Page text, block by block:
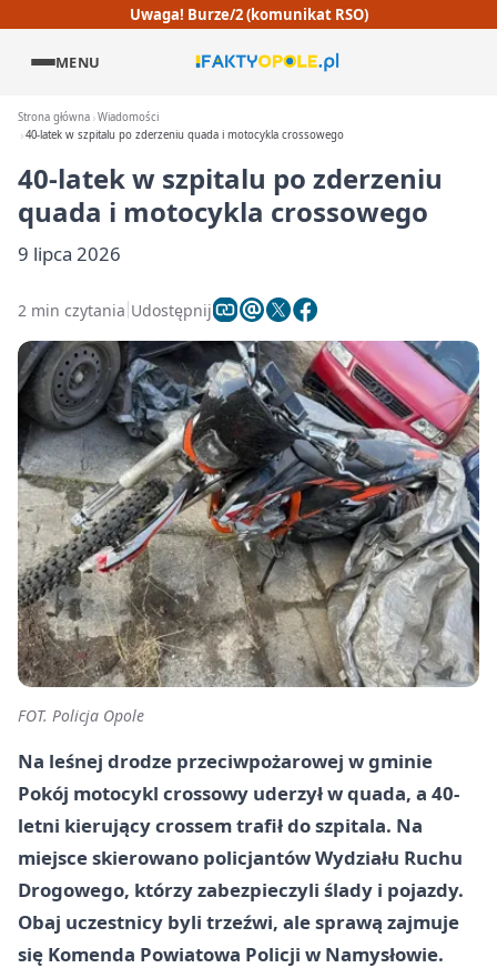
Uwaga! Burze/2 (komunikat RSO)
MENU
Strona główna Wiadomości
40-latek w szpitalu po zderzeniu quada i motocykla crossowego
40-latek w szpitalu po zderzeniu
quada i motocykla crossowego
9 lipca 2026
2 min czytania Udostępnij
FOT. Policja Opole
Na leśnej drodze przeciwpożarowej w gminie
Pokój motocykl crossowy uderzył w quada, a 40-
letni kierujący crossem trafił do szpitala. Na
miejsce skierowano policjantów Wydziału Ruchu
Drogowego, którzy zabezpieczyli ślady i pojazdy.
Obaj uczestnicy byli trzeźwi, ale sprawą zajmuje
się Komenda Powiatowa Policji w Namysłowie.